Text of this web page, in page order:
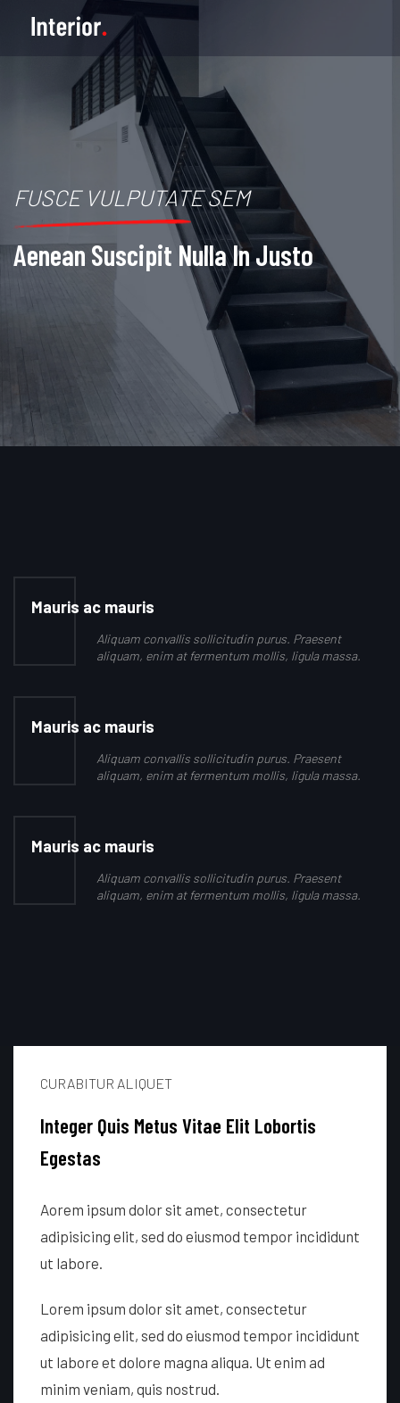
FUSCE VULPUTATE SEM
Aenean Suscipit Nulla In Justo
Mauris ac mauris
Aliquam convallis sollicitudin purus. Praesent
aliquam, enim at fermentum mollis, ligula massa.
Mauris ac mauris
Aliquam convallis sollicitudin purus. Praesent
aliquam, enim at fermentum mollis, ligula massa.
Mauris ac mauris
Aliquam convallis sollicitudin purus. Praesent
aliquam, enim at fermentum mollis, ligula massa.
CURABITUR ALIQUET
Integer Quis Metus Vitae Elit Lobortis
Egestas
Aorem ipsum dolor sit amet, consectetur
adipisicing elit, sed do eiusmod tempor incididunt
ut labore.
Lorem ipsum dolor sit amet, consectetur
adipisicing elit, sed do eiusmod tempor incididunt
ut labore et dolore magna aliqua. Ut enim ad
minim veniam, quis nostrud.